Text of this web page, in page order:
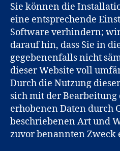
Sie können die
eine entsprechende
Software verhindern;
darauf hin, dass Sie in
gegebenenfalls nicht
dieser Website voll
Durch die Nutzung
sich mit der Bearbeitung
erhobenen Daten durch
beschriebenen Art und
zuvor benannten Zweck